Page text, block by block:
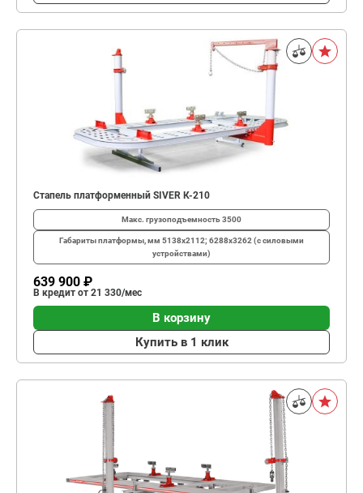
Стапель платформенный SIVER К-210
Макс. грузоподъемность3500
Габариты платформы, мм 5138х2112; 6288х3262 (с силовыми
устройствами)
639 900 ₽
В кредит от 21 330/мес
В корзину
Купить в 1 клик